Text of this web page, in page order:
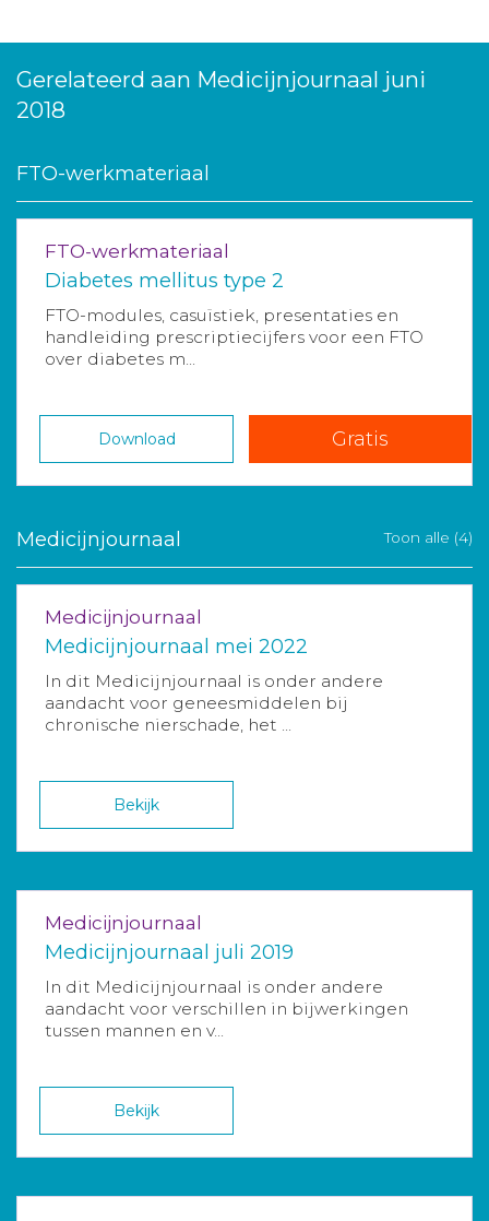
Gerelateerd aan Medicijnjournaal juni
2018
FTO-werkmateriaal
FTO-werkmateriaal
Diabetes mellitus type 2
FTO-modules, casuïstiek, presentaties en
handleiding prescriptiecijfers voor een FTO
over diabetes m...
Download Gratis
Medicijnjournaal Toon alle (4)
Medicijnjournaal
Medicijnjournaal mei 2022
In dit Medicijnjournaal is onder andere
aandacht voor geneesmiddelen bij
chronische nierschade, het ...
Bekijk
Medicijnjournaal
Medicijnjournaal juli 2019
In dit Medicijnjournaal is onder andere
aandacht voor verschillen in bijwerkingen
tussen mannen en v...
Bekijk